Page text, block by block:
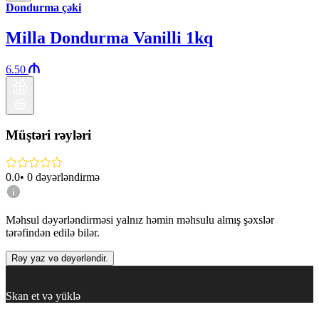
Dondurma çəki
Milla Dondurma Vanilli 1kq
6.50
Müştəri rəyləri
0.0• 0 dəyərləndirmə
Məhsul dəyərləndirməsi yalnız həmin məhsulu almış şəxslər
tərəfindən edilə bilər.
Rəy yaz və dəyərləndir.
Skan et və yüklə